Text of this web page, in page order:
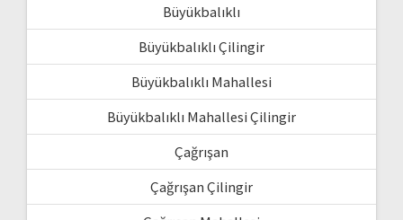
Büyükbalıklı
Büyükbalıklı Çilingir
Büyükbalıklı Mahallesi
Büyükbalıklı Mahallesi Çilingir
Çağrışan
Çağrışan Çilingir